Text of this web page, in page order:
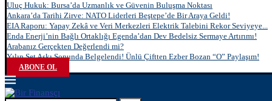
Uluç Hukuk: Bursa’da Uzmanlık ve Güvenin Buluşma Noktası
Ankara’da Tarihi Zirve: NATO Liderleri Beştepe’de Bir Araya Geldi!
EIA Raporu: Yapay Zekâ ve Veri Merkezleri Elektrik Talebini Rekor Seviyeye...
Enda Enerji’nin Bağlı Ortaklığı Egenda’dan Dev Bedelsiz Sermaye Artırımı!
Arabanız Gerçekten Değerlendi mi?
Yılın Set Aşkı Sonunda Belgelendi! Ünlü Çiftten Ezber Bozan “O” Paylaşım!
ABONE OL